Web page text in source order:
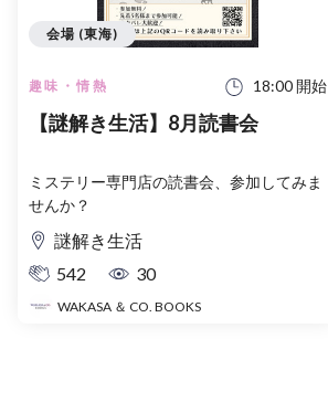
趣味・情熱 18:00 開始
【謎解き生活】8月読書会
ミステリー専門店の読書会、参加してみま
せんか？
謎解き生活
542
30
WAKASA ＆ CO. BOOKS
会場 (東海)